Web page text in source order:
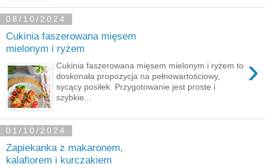
08/10/2024
Cukinia faszerowana mięsem
mielonym i ryżem
›
Cukinia faszerowana mięsem mielonym i ryżem to
doskonała propozycja na pełnowartościowy,
sycący posiłek. Przygotowanie jest proste i
szybkie...
01/10/2024
Zapiekanka z makaronem,
kalafiorem i kurczakiem